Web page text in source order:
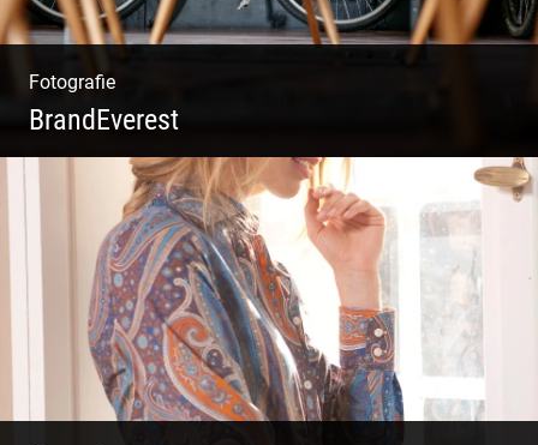
Fotografie
BrandEverest
Kommunikationsfotografie | Branding mit
Bildwelten | Markenerlebnisse | Corporate
Design